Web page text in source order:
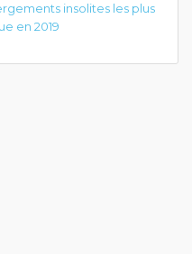
insolites les plus
en 2019